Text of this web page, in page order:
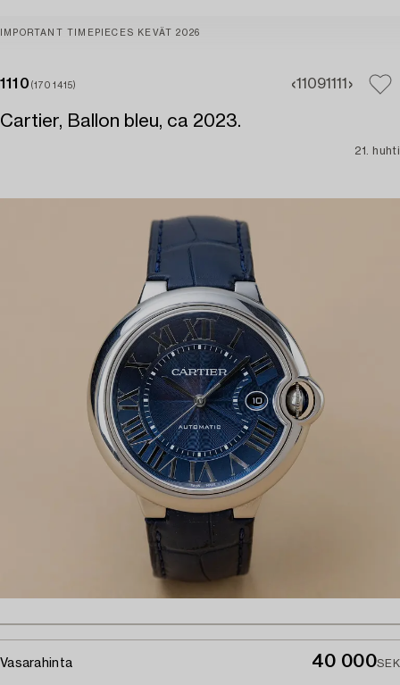
IMPORTANT TIMEPIECES KEVÄT 2026
1110 (1701415) 11091111
Cartier, Ballon bleu, ca 2023.
21. huhti
Vasarahinta 40 000SEK